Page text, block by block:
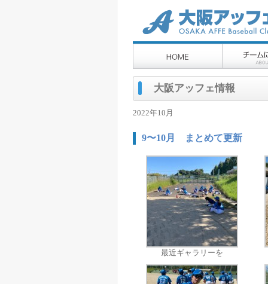
大阪アッフェ情報
2022年10月
9〜10月 まとめて更新
最近ギャラリーを